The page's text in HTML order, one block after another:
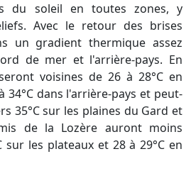
Avec le retour des brises
un gradient thermique assez
de mer et l'arrière-pays. En
voisines de 26 à 28°C en
34°C dans l'arrière-pays et peut-
35°C sur les plaines du Gard et
de la Lozère auront moins
sur les plateaux et 28 à 29°C en